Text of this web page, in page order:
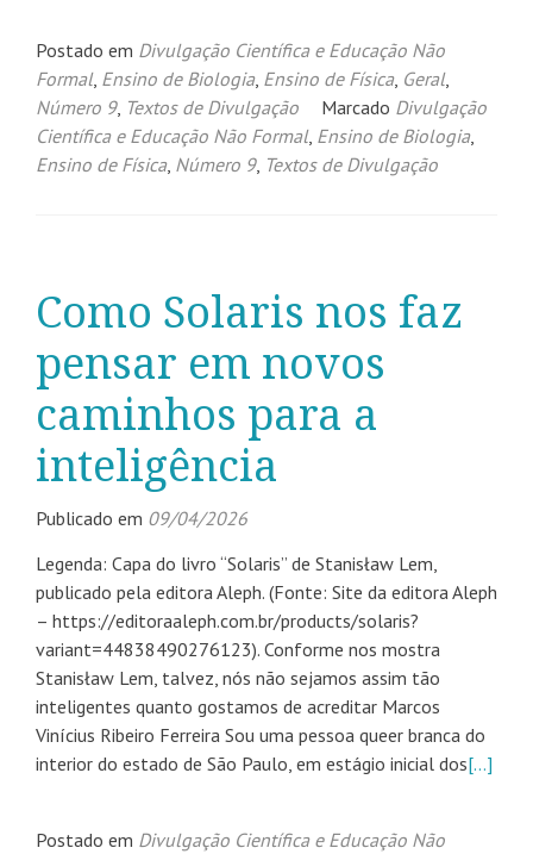
Postado em Divulgação Científica e Educação Não
Formal, Ensino de Biologia, Ensino de Física, Geral,
Número 9, Textos de Divulgação Marcado Divulgação
Científica e Educação Não Formal, Ensino de Biologia,
Ensino de Física, Número 9, Textos de Divulgação
Como Solaris nos faz
pensar em novos
caminhos para a
inteligência
Publicado em 09/04/2026
Legenda: Capa do livro “Solaris” de Stanisław Lem,
publicado pela editora Aleph. (Fonte: Site da editora Aleph
– https://editoraaleph.com.br/products/solaris?
variant=44838490276123). Conforme nos mostra
Stanisław Lem, talvez, nós não sejamos assim tão
inteligentes quanto gostamos de acreditar Marcos
Vinícius Ribeiro Ferreira Sou uma pessoa queer branca do
interior do estado de São Paulo, em estágio inicial dos[…]
Postado em Divulgação Científica e Educação Não